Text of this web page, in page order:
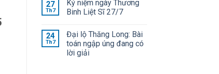
27
Th7
Kỷ niệm ngày Thương
Binh Liệt Sĩ 27/7
24
Th7
Đại lộ Thăng Long: Bài
toán ngập úng đang có
lời giải